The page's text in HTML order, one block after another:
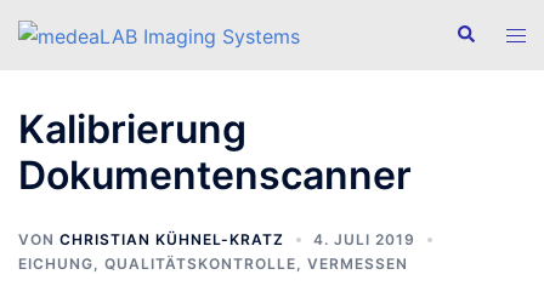
Zum
Inhalt
Suche
Kalibrierung
Dokumentenscanner
VON CHRISTIAN KÜHNEL-KRATZ
4. JULI 2019
EICHUNG
QUALITÄTSKONTROLLE VERMESSEN